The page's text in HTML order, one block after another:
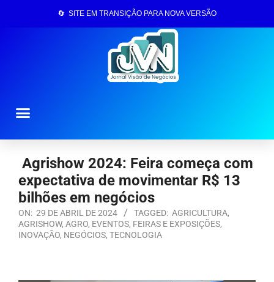
🔄 SITE EM TRANSIÇÃO PARA NOVA VERSÃO
Agrishow 2024: Feira começa com
expectativa de movimentar R$ 13
bilhões em negócios
ON: 29 DE ABRIL DE 2024 TAGGED: AGRICULTURA,
AGRISHOW, AGRO, EVENTOS, FEIRAS E EXPOSIÇÕES,
INOVAÇÃO, NEGÓCIOS, TECNOLOGIA